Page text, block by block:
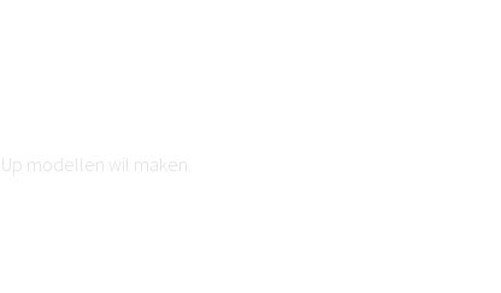
modellen wil maken.